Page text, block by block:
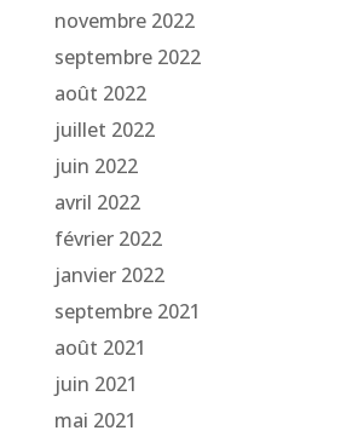
novembre 2022
septembre 2022
août 2022
juillet 2022
juin 2022
avril 2022
février 2022
janvier 2022
septembre 2021
août 2021
juin 2021
mai 2021